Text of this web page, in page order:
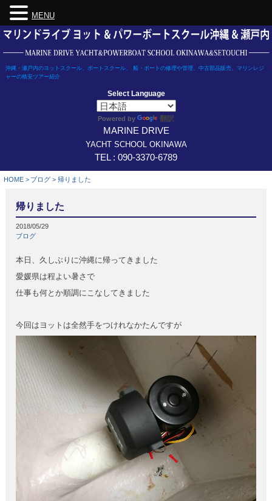
Skip
content
沖縄・瀬戸内のヨットスクール、ボートスクール、 船・ボートの修理や管理、中古部品販売、マリンレジ
ャーの格安ツアー紹介
Select Language
Powered by 翻訳
MARINE DRIVE
YACHT SCHOOL OKINAWA
TEL : 090-3370-6789
HOME > ブログ > 帰りました
帰りました
2018/05/29
ブログ
本日、久しぶりに沖縄に帰ってきました
愛媛県は程よい暑さで
仕事も何とか順調にこなしてきました
今回はヨットは全然手をつけれなかたんですが
MENU